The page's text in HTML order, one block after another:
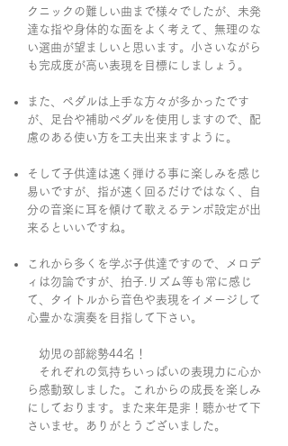
クニックの難しい曲まで様々でしたが、未発
達な指や身体的な面をよく考えて、無理のな
い選曲が望ましいと思います。小さいながら
も完成度が高い表現を目標にしましょう。
また、ペダルは上手な方々が多かったです
が、足台や補助ペダルを使用しますので、配
慮のある使い方を工夫出来ますように。
そして子供達は速く弾ける事に楽しみを感じ
易いですが、指が速く回るだけではなく、自
分の音楽に耳を傾けて歌えるテンポ設定が出
来るといいですね。
これから多くを学ぶ子供達ですので、メロデ
ィは勿論ですが、拍子.リズム等も常に感じ
て、タイトルから音色や表現をイメージして
心豊かな演奏を目指して下さい。
幼児の部総勢44名！
それぞれの気持ちいっぱいの表現力に心か
ら感動致しました。これからの成長を楽しみ
にしております。また来年是非！聴かせて下
さいませ。ありがとうございました。